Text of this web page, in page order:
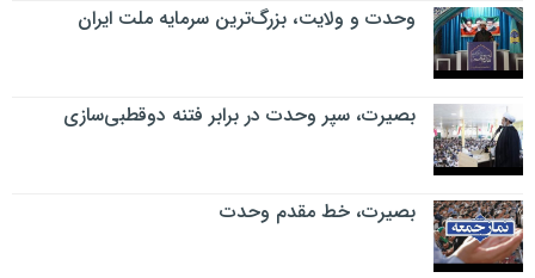
وحدت و ولایت، بزرگ‌ترین سرمایه ملت ایران
بصیرت، سپر وحدت در برابر فتنه دوقطبی‌سازی
بصیرت، خط مقدم وحدت